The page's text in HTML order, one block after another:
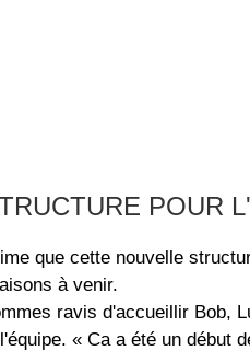
POUR
que cette nouvelle
à venir.
ravis d'accueillir Bob,
« Ca a été un début